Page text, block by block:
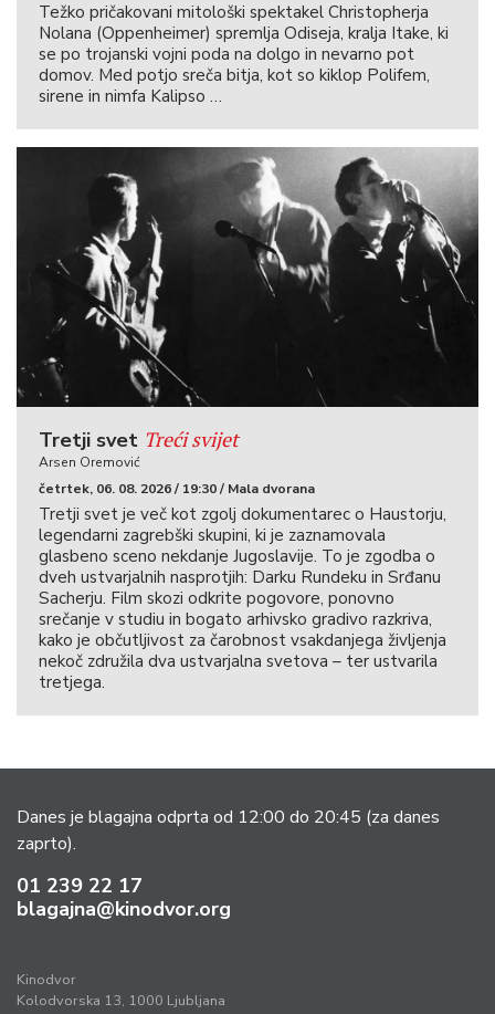
Težko pričakovani mitološki spektakel Christopherja
Nolana (Oppenheimer) spremlja Odiseja, kralja Itake, ki
se po trojanski vojni poda na dolgo in nevarno pot
domov. Med potjo sreča bitja, kot so kiklop Polifem,
sirene in nimfa Kalipso …
Tretji svet Treći svijet
Arsen Oremović
četrtek, 06. 08. 2026 / 19:30 / Mala dvorana
Tretji svet je več kot zgolj dokumentarec o Haustorju,
legendarni zagrebški skupini, ki je zaznamovala
glasbeno sceno nekdanje Jugoslavije. To je zgodba o
dveh ustvarjalnih nasprotjih: Darku Rundeku in Srđanu
Sacherju. Film skozi odkrite pogovore, ponovno
srečanje v studiu in bogato arhivsko gradivo razkriva,
kako je občutljivost za čarobnost vsakdanjega življenja
nekoč združila dva ustvarjalna svetova – ter ustvarila
tretjega.
Danes je blagajna odprta od 12:00 do 20:45 (za danes
zaprto).
01 239 22 17
blagajna@kinodvor.org
Kinodvor
Kolodvorska 13, 1000 Ljubljana